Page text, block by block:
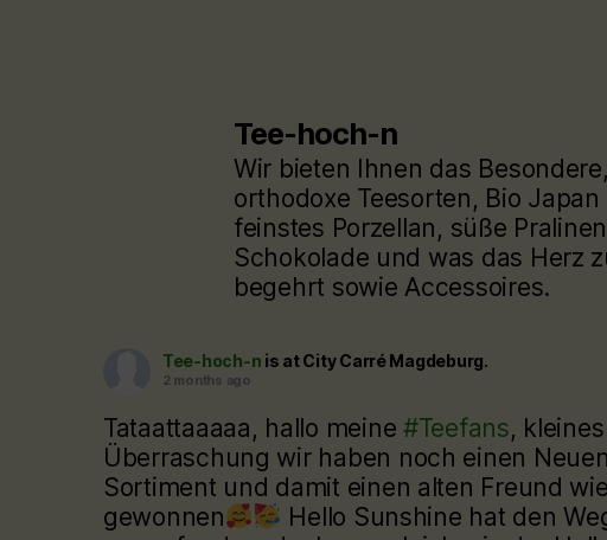
Tee-hoch-n
Wir bieten Ihnen das
orthodoxe Teesorten, Bio Japan
feinstes Porzellan, süße
Schokolade und was das Herz
begehrt sowie Accessoires.
Tee-hoch-n is at City Carré Magdeburg.
2 months ago
Tataattaaaaa, hallo meine #Teefans, kleines
Überraschung wir haben noch einen
Sortiment und damit einen alten Freund
gewonnen
Hello Sunshine hat den